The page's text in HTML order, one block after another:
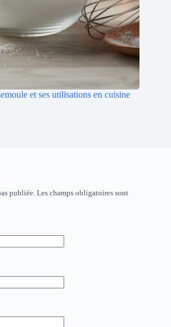
et ses utilisations en cuisine
publiée. Les champs obligatoires sont